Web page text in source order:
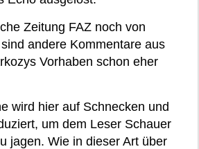
Zeitung FAZ noch von
andere Kommentare aus
Vorhaben schon eher
wird hier auf Schnecken und
um dem Leser Schauer
jagen. Wie in dieser Art über